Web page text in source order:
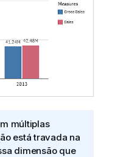
múltiplas
está travada na
dimensão que